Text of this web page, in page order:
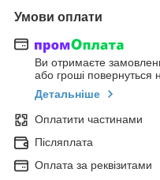
Умови оплати
Ви отримаєте
або гроші повернуться
Детальніше
Оплатити частинами
Післяплата
Оплата за реквізитами